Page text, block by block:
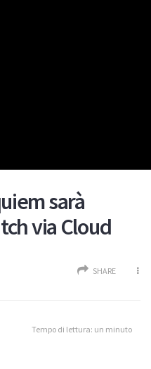
sarà
via Cloud
SHARE
Tempo di lettura: un minuto